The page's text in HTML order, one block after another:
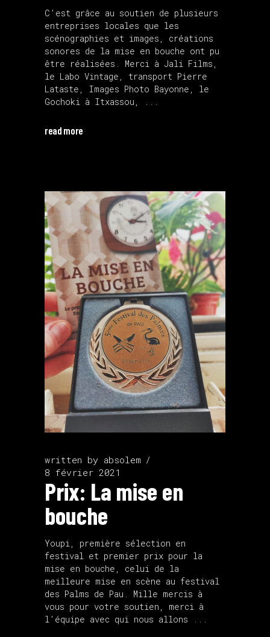
C’est grâce au soutien de plusieurs
entreprises locales que les
scénographies et images, créations
sonores de la mise en bouche ont pu
être réalisées. Merci à Jali Films,
le Labo Vintage, transport Pierre
Lataste, Images Photo Bayonne, le
Gochoki à Itxassou,
read more
written by absolem
8 février 2021
Prix: La mise en
bouche
Youpi, première sélection en
festival et premier prix pour la
mise en bouche, celui de la
meilleure mise en scène au festival
des Palms de Pau. Mille mercis à
vous pour votre soutien, merci à
l’équipe avec qui nous allons